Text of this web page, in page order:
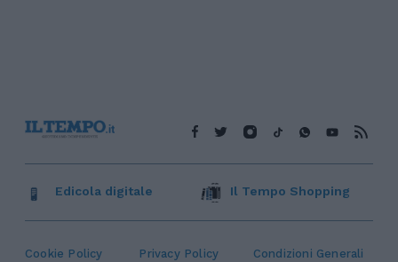
Cookie Policy Privacy Policy Condizioni Generali
Edicola digitale Il Tempo Shopping